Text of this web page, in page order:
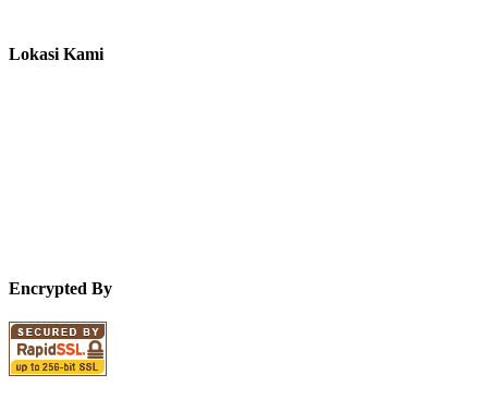
Lokasi Kami
Encrypted By